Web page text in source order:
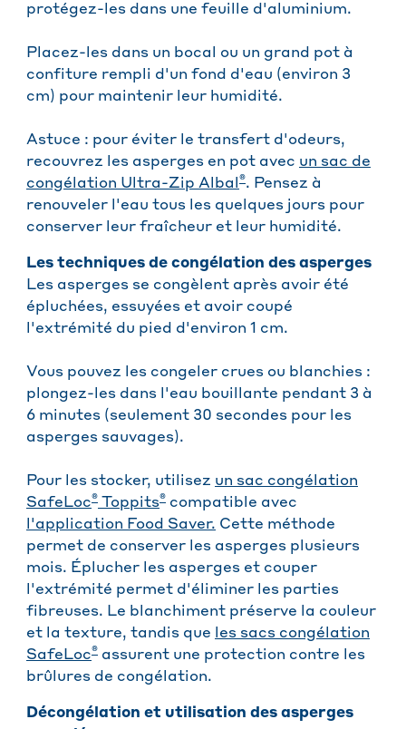
protégez-les dans une feuille d'aluminium.
Placez-les dans un bocal ou un grand pot à
confiture rempli d'un fond d'eau (environ 3
cm) pour maintenir leur humidité.
Astuce : pour éviter le transfert d'odeurs,
recouvrez les asperges en pot avec un sac de
congélation Ultra-Zip Albal ®. Pensez à
renouveler l'eau tous les quelques jours pour
conserver leur fraîcheur et leur humidité.
Les techniques de congélation des asperges
Les asperges se congèlent après avoir été
épluchées, essuyées et avoir coupé
l'extrémité du pied d'environ 1 cm.
Vous pouvez les congeler crues ou blanchies :
plongez-les dans l'eau bouillante pendant 3 à
6 minutes (seulement 30 secondes pour les
asperges sauvages).
Pour les stocker, utilisez un sac congélation
SafeLoc® Toppits® compatible avec
l'application Food Saver. Cette méthode
permet de conserver les asperges plusieurs
mois. Éplucher les asperges et couper
l'extrémité permet d'éliminer les parties
fibreuses. Le blanchiment préserve la couleur
et la texture, tandis que
les sacs congélation
SafeLoc® assurent une protection contre les
brûlures de congélation.
Décongélation et utilisation des asperges